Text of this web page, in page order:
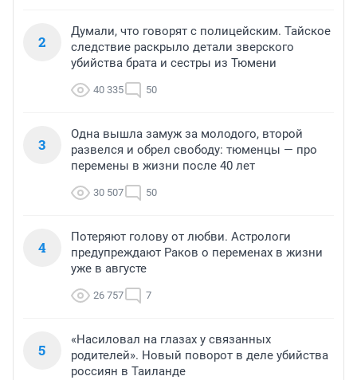
2
Думали, что говорят с полицейским. Тайское
следствие раскрыло детали зверского
убийства брата и сестры из Тюмени
40 335 50
3
Одна вышла замуж за молодого, второй
развелся и обрел свободу: тюменцы — про
перемены в жизни после 40 лет
30 507 50
4
Потеряют голову от любви. Астрологи
предупреждают Раков о переменах в жизни
уже в августе
26 757 7
5
«Насиловал на глазах у связанных
родителей». Новый поворот в деле убийства
россиян в Таиланде